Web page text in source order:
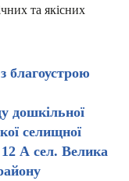
та якісних
благоустрою
дошкільної
селищної
А сел. Велика